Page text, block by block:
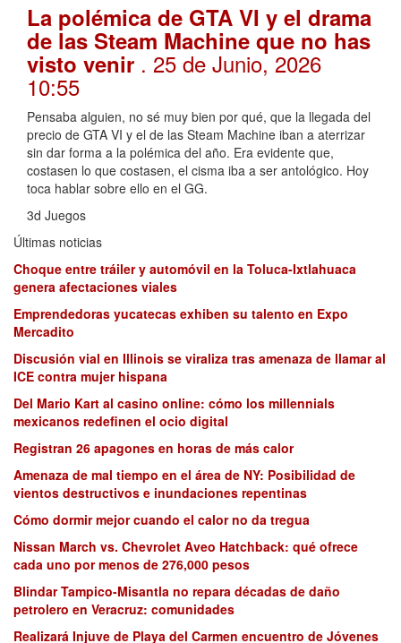
La polémica de GTA VI y el drama
de las Steam Machine que no has
visto venir . 25 de Junio, 2026
10:55
Pensaba alguien, no sé muy bien por qué, que la llegada del
precio de GTA VI y el de las Steam Machine iban a aterrizar
sin dar forma a la polémica del año. Era evidente que,
costasen lo que costasen, el cisma iba a ser antológico. Hoy
toca hablar sobre ello en el GG.
3d Juegos
Últimas noticias
Choque entre tráiler y automóvil en la Toluca-Ixtlahuaca
genera afectaciones viales
Emprendedoras yucatecas exhiben su talento en Expo
Mercadito
Discusión vial en Illinois se viraliza tras amenaza de llamar al
ICE contra mujer hispana
Del Mario Kart al casino online: cómo los millennials
mexicanos redefinen el ocio digital
Registran 26 apagones en horas de más calor
Amenaza de mal tiempo en el área de NY: Posibilidad de
vientos destructivos e inundaciones repentinas
Cómo dormir mejor cuando el calor no da tregua
Nissan March vs. Chevrolet Aveo Hatchback: qué ofrece
cada uno por menos de 276,000 pesos
Blindar Tampico-Misantla no repara décadas de daño
petrolero en Veracruz: comunidades
Realizará Injuve de Playa del Carmen encuentro de Jóvenes